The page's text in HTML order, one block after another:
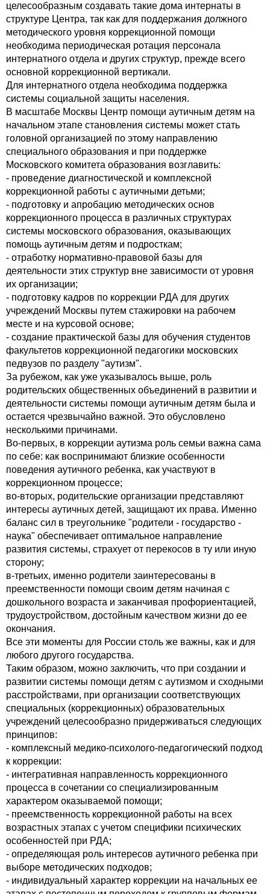
целесообразным создавать такие дома интернаты в
структуре Центра, так как для поддержания должного
методического уровня коррекционной помощи
необходима периодическая ротация персонала
интернатного отдела и других структур, прежде всего
основной коррекционной вертикали.
Для интернатного отдела необходима поддержка
системы социальной защиты населения.
В масштабе Москвы Центр помощи аутичным детям на
начальном этапе становления системы может стать
головной организацией по этому направлению
специального образования и при поддержке
Московского комитета образования возглавить:
- проведение диагностической и комплексной
коррекционной работы с аутичными детьми;
- подготовку и апробацию методических основ
коррекционного процесса в различных структурах
системы московского образования, оказывающих
помощь аутичным детям и подросткам;
- отработку нормативно-правовой базы для
деятельности этих структур вне зависимости от уровня
их организации;
- подготовку кадров по коррекции РДА для других
учреждений Москвы путем стажировки на рабочем
месте и на курсовой основе;
- создание практической базы для обучения студентов
факультетов коррекционной педагогики московских
педвузов по разделу "аутизм".
За рубежом, как уже указывалось выше, роль
родительских общественных объединений в развитии и
деятельности системы помощи аутичным детям была и
остается чрезвычайно важной. Это обусловлено
несколькими причинами.
Во-первых, в коррекции аутизма роль семьи важна сама
по себе: как воспринимают близкие особенности
поведения аутичного ребенка, как участвуют в
коррекционном процессе;
во-вторых, родительские организации представляют
интересы аутичных детей, защищают их права. Именно
баланс сил в треугольнике "родители - государство -
наука" обеспечивает оптимальное направление
развития системы, страхует от перекосов в ту или иную
сторону;
в-третьих, именно родители заинтересованы в
преемственности помощи своим детям начиная с
дошкольного возраста и заканчивая профориентацией,
трудоустройством, достойным качеством жизни до ее
окончания.
Все эти моменты для России столь же важны, как и для
любого другого государства.
Таким образом, можно заключить, что при создании и
развитии системы помощи детям с аутизмом и сходными
расстройствами, при организации соответствующих
специальных (коррекционных) образовательных
учреждений целесообразно придерживаться следующих
принципов:
- комплексный медико-психолого-педагогический подход
к коррекции:
- интегративная направленность коррекционного
процесса в сочетании со специализированным
характером оказываемой помощи;
- преемственность коррекционной работы на всех
возрастных этапах с учетом специфики психических
особенностей при РДА;
- определяющая роль интересов аутичного ребенка при
выборе методических подходов;
- индивидуальный характер коррекции на начальных ее